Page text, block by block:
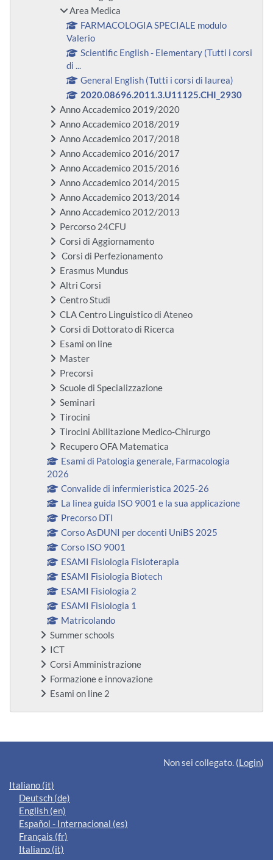
Area Medica
FARMACOLOGIA SPECIALE modulo
Valerio
Scientific English - Elementary (Tutti i corsi
di ...
General English (Tutti i corsi di laurea)
2020.08696.2011.3.U11125.CHI_2930
Anno Accademico 2019/2020
Anno Accademico 2018/2019
Anno Accademico 2017/2018
Anno Accademico 2016/2017
Anno Accademico 2015/2016
Anno Accademico 2014/2015
Anno Accademico 2013/2014
Anno Accademico 2012/2013
Percorso 24CFU
Corsi di Aggiornamento
Corsi di Perfezionamento
Erasmus Mundus
Altri Corsi
Centro Studi
CLA Centro Linguistico di Ateneo
Corsi di Dottorato di Ricerca
Esami on line
Master
Precorsi
Scuole di Specializzazione
Seminari
Tirocini
Tirocini Abilitazione Medico-Chirurgo
Recupero OFA Matematica
Esami di Patologia generale, Farmacologia
2026
Convalide di infermieristica 2025-26
La linea guida ISO 9001 e la sua applicazione
Precorso DTI
Corso AsDUNI per docenti UniBS 2025
Corso ISO 9001
ESAMI Fisiologia Fisioterapia
ESAMI Fisiologia Biotech
ESAMI Fisiologia 2
ESAMI Fisiologia 1
Matricolando
Summer schools
ICT
Corsi Amministrazione
Formazione e innovazione
Esami on line 2
Blocchi supplementari
Non sei collegato. (Login)
Italiano ‎(it)‎
Deutsch ‎(de)‎
English ‎(en)‎
Español - Internacional ‎(es)‎
Français ‎(fr)‎
Italiano ‎(it)‎